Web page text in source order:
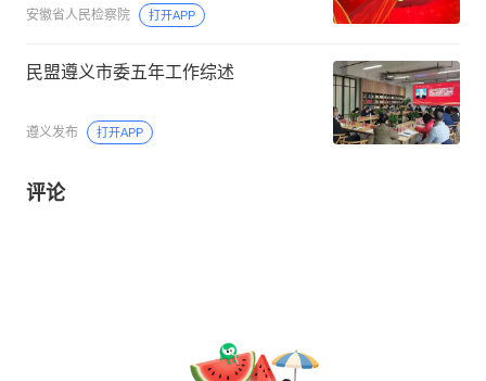
安徽省人民检察院 打开APP
民盟遵义市委五年工作综述
遵义发布 打开APP
评论